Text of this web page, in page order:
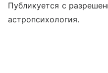
Публикуется с
астропсихология.